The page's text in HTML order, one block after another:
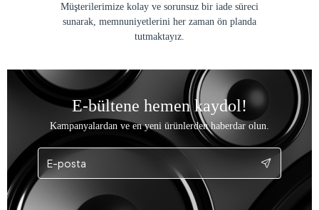
Müşterilerimize kolay ve sorunsuz bir iade süreci
sunarak, memnuniyetlerini her zaman ön planda
tutmaktayız.
E-bültene hemen kaydol!
Kampanyalardan ve en yeni ürünlerden haberdar olun.